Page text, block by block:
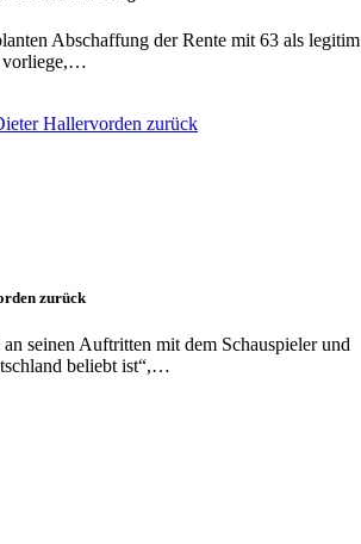
Abschaffung der Rente mit 63 als legitim
vorliege,…
zurück
seinen Auftritten mit dem Schauspieler und
beliebt ist“,…